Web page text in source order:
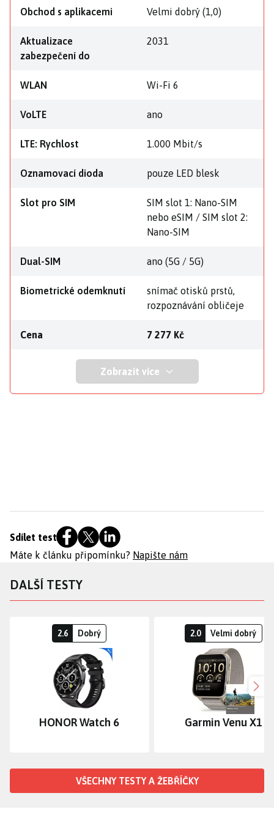
Obchod s aplikacemi Velmi dobrý (1,0)
Aktualizace
zabezpečení do
2031
WLAN Wi-Fi 6
VoLTE ano
LTE: Rychlost 1.000 Mbit/s
Oznamovací dioda pouze LED blesk
Slot pro SIM
SIM slot 1: Nano-SIM
nebo eSIM / SIM slot 2:
Nano-SIM
Dual-SIM ano (5G / 5G)
Biometrické odemknutí
snímač otisků prstů,
rozpoznávání obličeje
Cena 7 277 Kč
Zobrazit více
Sdílet test
Máte k článku připomínku? Napište nám
DALŠÍ TESTY
2.6 Dobrý
HONOR Watch 6
2.0 Velmi dobrý
Garmin Venu X1
VŠECHNY TESTY A ŽEBŘÍČKY